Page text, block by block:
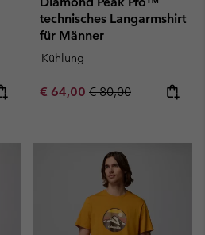
technisches Langarmshirt
für Männer
Kühlung
Sale price:
€ 64,00 Regular price:
€ 80,00